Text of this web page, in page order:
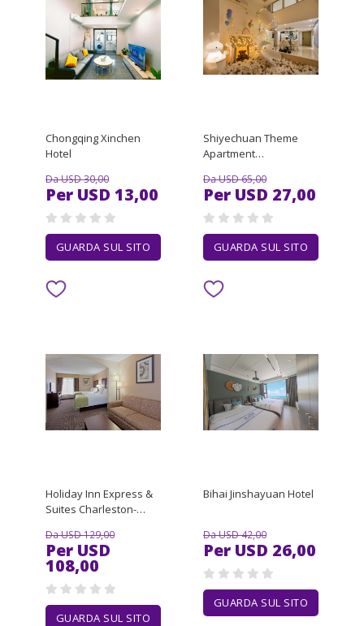
Chongqing Xinchen
Hotel
Da USD 30,00
Per USD 13,00
GUARDA SUL SITO
Shiyechuan Theme
Apartment
Changlong Subway
Station)
Da USD 65,00
Per USD 27,00
GUARDA SUL SITO
Holiday Inn Express &
Suites Charleston-
Da USD 129,00
Per USD
108,00
GUARDA SUL SITO
Bihai Jinshayuan Hotel
Da USD 42,00
Per USD 26,00
GUARDA SUL SITO